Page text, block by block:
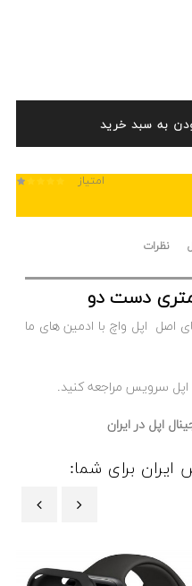
به سبد خرید
امتیاز
نظرات
اصل اپل واچ با ادمین های ما
سرویس مراجعه کنید.
اپل در ایران
برای شما: